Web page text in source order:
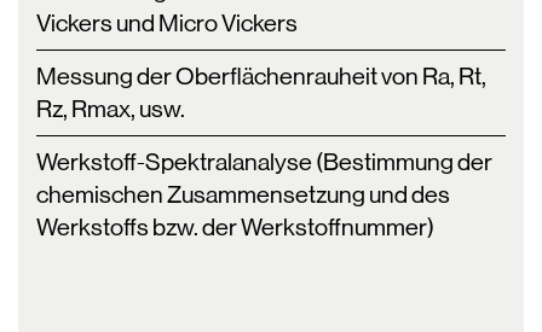
Vickers und Micro Vickers
Messung der Oberflächenrauheit von Ra, Rt,
Rz, Rmax, usw.
Werkstoff-Spektralanalyse (Bestimmung der
chemischen Zusammensetzung und des
Werkstoffs bzw. der Werkstoffnummer)